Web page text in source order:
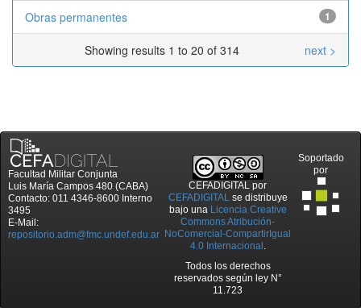
Obras permanentes 1
Showing results 1 to 20 of 314 next >
Facultad Militar Conjunta
Luis María Campos 480 (CABA)
Contacto: 011 4346-8600 Interno
3495
E-Mail:
repositorio.adm@fmc.undef.edu.ar
CEFADIGITAL por
CEFADIGITALse distribuye
bajo una Licencia Creative
Commons Atribución-
NoComercial-CompartirIgual
4.0 Internacional .
Todos los derechos
reservados según ley N°
11.723
Soportado
por